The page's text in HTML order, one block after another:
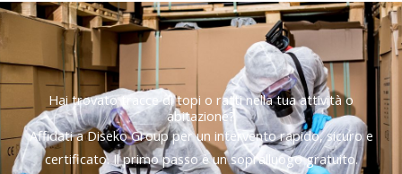
Hai trovato tracce di topi o ratti nella tua attività o
abitazione?
Affidati a Diseko Group per un intervento rapido, sicuro e
certificato. Il primo passo è un sopralluogo gratuito.